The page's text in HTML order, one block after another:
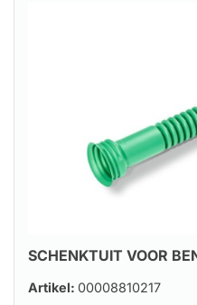
SCHENKTUIT VOOR
Artikel: 00008810217